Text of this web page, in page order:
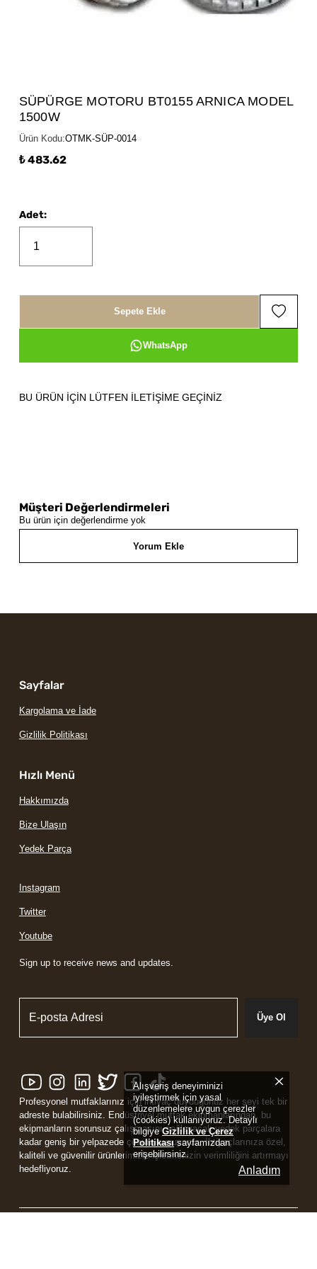
Alışveriş deneyiminizi
iyileştirmek için yasal
düzenlemelere uygun çerezler
(cookies) kullanıyoruz. Detaylı
bilgiyeGizlilik ve Çerez
Politikası sayfamızdan
erişebilirsiniz.
Anladım
SÜPÜRGE MOTORU BT0155 ARNICA MODEL
1500W
Ürün Kodu:OTMK-SÜP-0014
₺ 483.62
BU ÜRÜN İÇİN LÜTFEN İLETİŞİME GEÇİNİZ
Adet:
Sepete Ekle
WhatsApp
Müşteri Değerlendirmeleri
Bu ürün için değerlendirme yok
Yorum Ekle
Sayfalar
Kargolama ve İade
Gizlilik Politikası
Hızlı Menü
Hakkımızda
Bize Ulaşın
Yedek Parça
Instagram
Twitter
Youtube
Sign up to receive news and updates.
Üye Ol
Profesyonel mutfaklarınız için ihtiyaç duyduğunuz her şeyi tek bir
adreste bulabilirsiniz. Endüstriyel mutfak ekipmanlarından, bu
ekipmanların sorunsuz çalışmasını sağlayacak yedek parçalara
kadar geniş bir yelpazede çözüm sunuyoruz. İhtiyaçlarınıza özel,
kaliteli ve güvenilir ürünlerimizle işletmenizin verimliliğini artırmayı
hedefliyoruz.